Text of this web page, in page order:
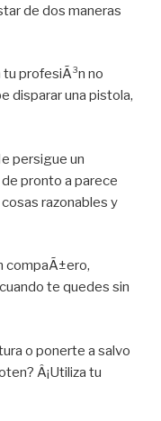
de dos maneras
tu profesiÃ³n no
disparar una pistola,
persigue un
pronto a parece
razonables y
compaÃ±ero,
te quedes sin
o ponerte a salvo
Â¡Utiliza tu